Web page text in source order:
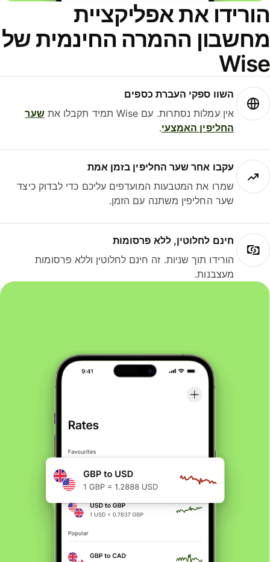
את אפליקציית
ההמרה החינמית של
השוו ספקי העברת כספים
אין עמלות נסתרות. עם Wise תמיד תקבלו את
שער
החליפין האמצעי.
עקבו אחר שער החליפין בזמן אמת
שמרו את המטבעות המועדפים עליכם כדי לבדוק כיצד
שער החליפין משתנה עם הזמן.
חינם לחלוטין, ללא פרסומות
הורידו תוך שניות. זה חינם לחלוטין וללא פרסומות
מעצבנות.